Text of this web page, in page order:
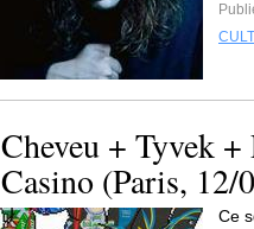
Cheveu + Tyvek
Casino (Paris, 12/
Ce